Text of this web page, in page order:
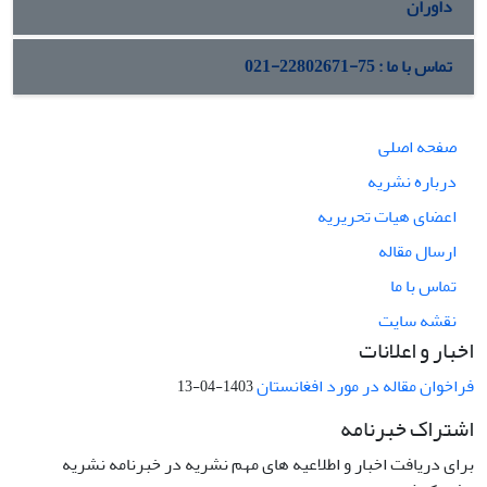
تماس با ما : 75-22802671-021
صفحه اصلی
درباره نشریه
اعضای هیات تحریریه
ارسال مقاله
تماس با ما
نقشه سایت
اخبار و اعلانات
فراخوان مقاله در مورد افغانستان1403-04-13
اشتراک خبرنامه
برای دریافت اخبار و اطلاعیه های مهم نشریه در خبرنامه نشریه